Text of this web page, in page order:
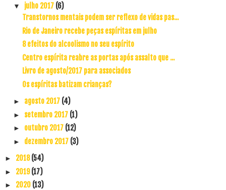
▼ julho 2017 (6)
Transtornos mentais podem ser reflexo de vidas pas...
Rio de Janeiro recebe peças espíritas em julho
8 efeitos do alcoolismo no seu espírito
Centro espírita reabre as portas após assalto que ...
Livro de agosto/2017 para associados
Os espíritas batizam crianças?
► agosto 2017 (4)
► setembro 2017 (1)
► outubro 2017 (12)
► dezembro 2017 (3)
► 2018(54)
► 2019(17)
► 2020 (13)